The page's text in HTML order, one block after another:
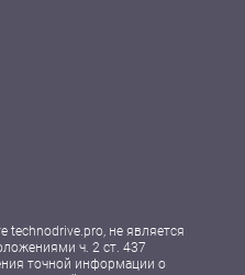
technodrive.pro, не является
ч. 2 ст. 437
точной информации о